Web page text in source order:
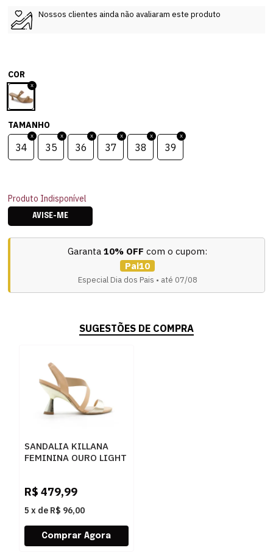
Nossos clientes ainda não avaliaram este produto
COR
TAMANHO
34 35 36 37 38 39
Produto Indisponível
AVISE-ME
Garanta 10% OFF com o cupom:
Pai10
Especial Dia dos Pais • até 07/08
SUGESTÕES DE COMPRA
SANDALIA KILLANA
FEMININA OURO LIGHT
R$ 479,99
5 x de R$ 96,00